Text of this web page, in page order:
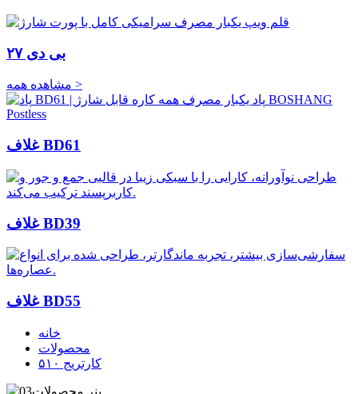
بی دی ۲۷
مشاهده همه >
غلاف BD61
غلاف BD39
غلاف BD55
خانه
محصولات
کارتریج ۵۱۰